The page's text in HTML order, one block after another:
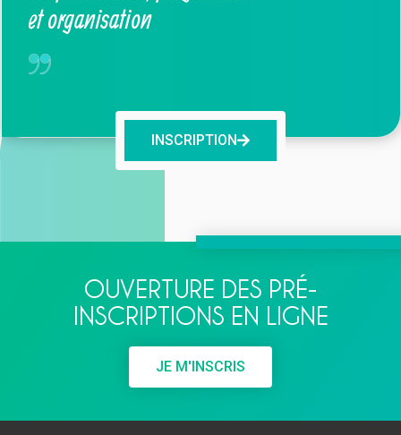
et organisation
INSCRIPTION
OUVERTURE DES PRÉ-
INSCRIPTIONS EN LIGNE
JE M'INSCRIS